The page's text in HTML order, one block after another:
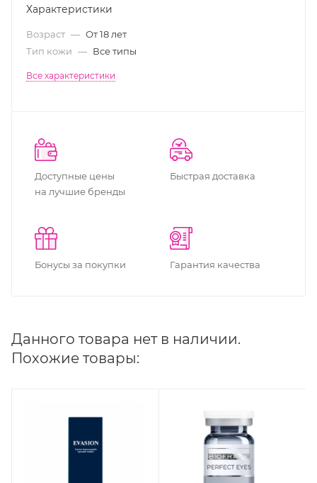
Характеристики
Возраст — От 18 лет
Тип кожи — Все типы
Все характеристики
Доступные цены
на лучшие бренды
Быстрая доставка
Бонусы за покупки Гарантия качества
Данного товара нет в наличии.
Похожие товары: